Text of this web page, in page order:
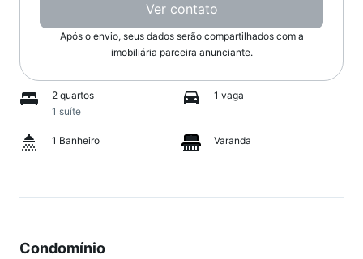
Ver contato
Após o envio, seus dados serão compartilhados com a
imobiliária parceira anunciante.
2 quartos
1 suíte
1 vaga
1 Banheiro Varanda
Condomínio